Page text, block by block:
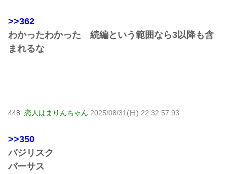
>>362
わかったわかった 続編という範囲なら3以降も含
まれるな
448: 恋人はまりんちゃん 2025/08/31(日) 22:32:57.93
>>350
バジリスク
バーサス